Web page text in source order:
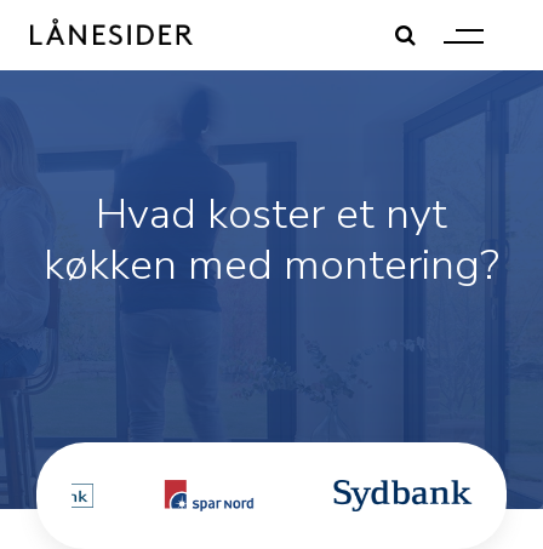
content
Hvad koster et nyt
køkken med montering?